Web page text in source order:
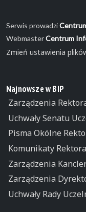
Serwis prowadzi
WebmasterCentrum
Zmień ustawienia
Najnowsze w BIP
Zarządzenia
Uchwały Senatu
Pisma Okólne
Komunikaty
Zarządzenia
Zarządzenia
Uchwały Rady